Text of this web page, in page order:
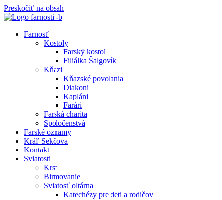
Preskočiť na obsah
Farnosť
Kostoly
Farský kostol
Filiálka Šalgovík
Kňazi
Kňazské povolania
Diakoni
Kapláni
Farári
Farská charita
Spoločenstvá
Farské oznamy
Kráľ Sekčova
Kontakt
Sviatosti
Krst
Birmovanie
Sviatosť oltárna
Katechézy pre deti a rodičov